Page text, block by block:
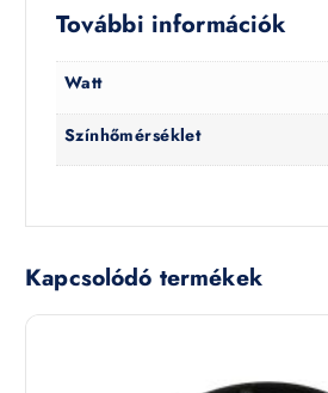
További információk
Watt
Színhőmérséklet
Kapcsolódó termékek